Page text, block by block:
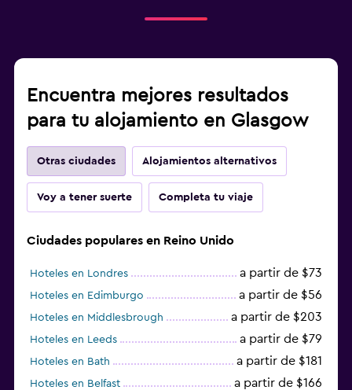
Encuentra mejores resultados
para tu alojamiento en Glasgow
Otras ciudades Alojamientos alternativos
Voy a tener suerte Completa tu viaje
Ciudades populares en Reino Unido
Hoteles en Londres a partir de $73
Hoteles en Edimburgo a partir de $56
Hoteles en Middlesbrough a partir de $203
Hoteles en Leeds a partir de $79
Hoteles en Bath a partir de $181
Hoteles en Belfast a partir de $166